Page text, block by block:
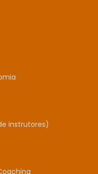
instrutores)